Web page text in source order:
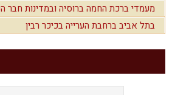
מעמדי ברכת החמה ברוסיה ובמדינות חבר
בתל אביב ברחבת הערייה בכיכר רבין